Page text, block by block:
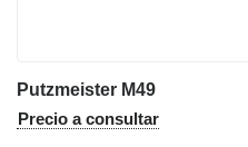
Putzmeister M49
Precio a consultar